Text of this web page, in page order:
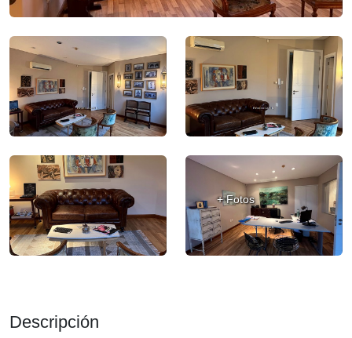
+ Fotos
Descripción